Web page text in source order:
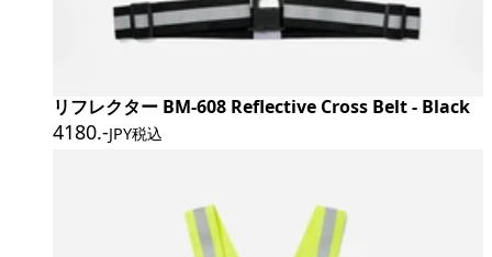
リフレクター BM-608 Reflective Cross Belt - Black
4180.-JPY税込